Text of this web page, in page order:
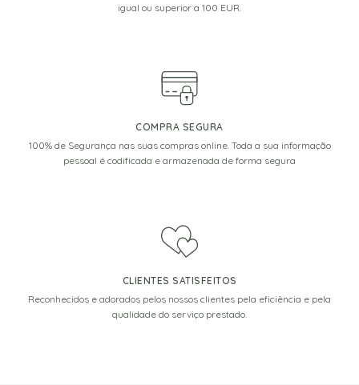
igual ou superior a 100 EUR.
COMPRA SEGURA
100% de Segurança nas suas compras online. Toda a sua informação
pessoal é codificada e armazenada de forma segura
CLIENTES SATISFEITOS
Reconhecidos e adorados pelos nossos clientes pela eficiência e pela
qualidade do serviço prestado.